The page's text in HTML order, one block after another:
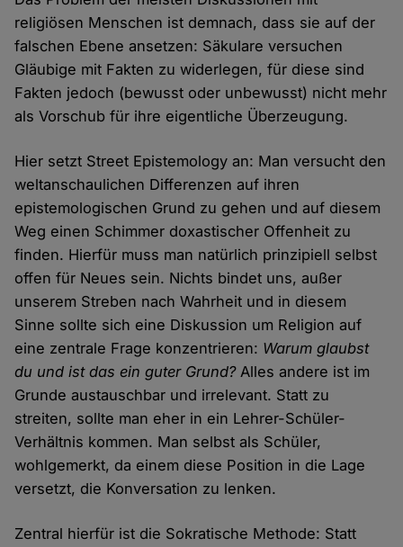
religiösen Menschen ist demnach, dass sie auf der
falschen Ebene ansetzen: Säkulare versuchen
Gläubige mit Fakten zu widerlegen, für diese sind
Fakten jedoch (bewusst oder unbewusst) nicht mehr
als Vorschub für ihre eigentliche Überzeugung.
Hier setzt Street Epistemology an: Man versucht den
weltanschaulichen Differenzen auf ihren
epistemologischen Grund zu gehen und auf diesem
Weg einen Schimmer doxastischer Offenheit zu
finden. Hierfür muss man natürlich prinzipiell selbst
offen für Neues sein. Nichts bindet uns, außer
unserem Streben nach Wahrheit und in diesem
Sinne sollte sich eine Diskussion um Religion auf
eine zentrale Frage konzentrieren: Warum glaubst
du und ist das ein guter Grund?Alles andere ist im
Grunde austauschbar und irrelevant. Statt zu
streiten, sollte man eher in ein Lehrer-Schüler-
Verhältnis kommen. Man selbst als Schüler,
wohlgemerkt, da einem diese Position in die Lage
versetzt, die Konversation zu lenken.
Zentral hierfür ist die Sokratische Methode: Statt